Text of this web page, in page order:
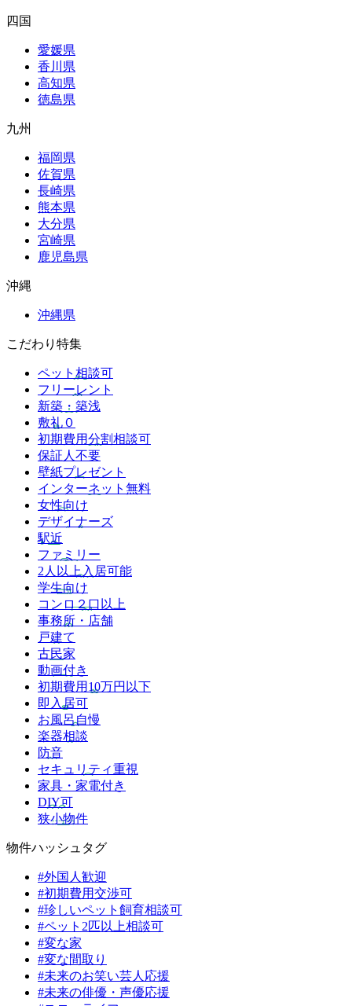
四国
愛媛県
香川県
高知県
徳島県
九州
福岡県
佐賀県
長崎県
熊本県
大分県
宮崎県
鹿児島県
沖縄
沖縄県
こだわり特集
ペット相談可
フリーレント
新築・築浅
敷礼０
初期費用分割相談可
保証人不要
壁紙プレゼント
インターネット無料
女性向け
デザイナーズ
駅近
ファミリー
2人以上入居可能
学生向け
コンロ２口以上
事務所・店舗
戸建て
古民家
動画付き
初期費用10万円以下
即入居可
お風呂自慢
楽器相談
防音
セキュリティ重視
家具・家電付き
DIY可
狭小物件
物件ハッシュタグ
#外国人歓迎
#初期費用交渉可
#珍しいペット飼育相談可
#ペット2匹以上相談可
#変な家
#変な間取り
#未来のお笑い芸人応援
#未来の俳優・声優応援